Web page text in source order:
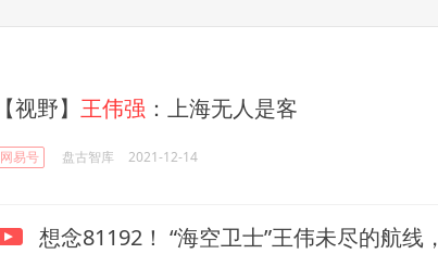
【视野】 王伟强 ：上海无人是客
网易号 盘古智库 2021-12-14
想念81192！ “海空卫士”王伟未尽的航线，